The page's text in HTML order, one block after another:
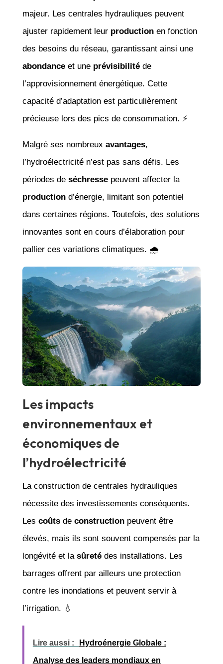
majeur. Les centrales hydrauliques peuvent
ajuster rapidement leur productionen fonction
des besoins du réseau, garantissant ainsi une
abondanceet une prévisibilitéde
l’approvisionnement énergétique. Cette
capacité d’adaptation est particulièrement
précieuse lors des pics de consommation. ⚡
Malgré ses nombreux avantages,
l’hydroélectricité n’est pas sans défis. Les
périodes de séchressepeuvent affecter la
productiond’énergie, limitant son potentiel
dans certaines régions. Toutefois, des solutions
innovantes sont en cours d’élaboration pour
pallier ces variations climatiques. 🌧️
Les impacts
environnementaux et
économiques de
l’hydroélectricité
La construction de centrales hydrauliques
nécessite des investissements conséquents.
Les coûtsde constructionpeuvent être
élevés, mais ils sont souvent compensés par la
longévité et la sûretédes installations. Les
barrages offrent par ailleurs une protection
contre les inondations et peuvent servir à
l’irrigation. 💧
Lire aussi : Hydroénergie Globale :
Analyse des leaders mondiaux en